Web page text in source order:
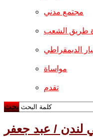
مجتمع مدني
طريق الشعب
الديمقراطي
مواساة
تقدم
بحث
لندن / عبد جعفر